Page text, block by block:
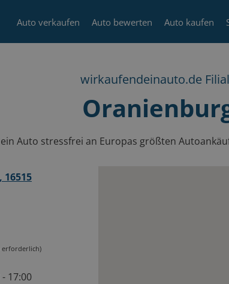
Auto verkaufen Auto bewerten Auto kaufen
wirkaufendeinauto.de
Auto stressfrei an Europas größten
16515
erforderlich)
17:00